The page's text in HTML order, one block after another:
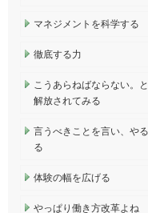
マネジメントを科学する
徹底する力
こうあらねばならない。
解放されてみる
言うべきことを言い、や
る
体験の幅を広げる
やっぱり働き方改革よね